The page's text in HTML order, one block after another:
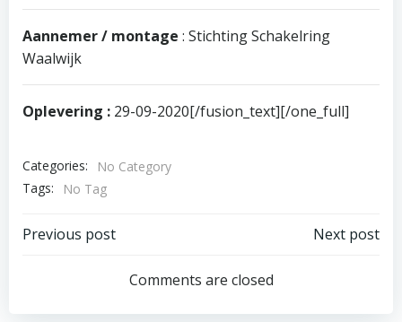
Aannemer / montage : Stichting Schakelring
Waalwijk
Oplevering : 29-09-2020[/fusion_text][/one_full]
Categories:
No Category
Tags:
No Tag
Bericht
navigatie
Previous post
Bericht
navigatie
Next post
Comments are closed